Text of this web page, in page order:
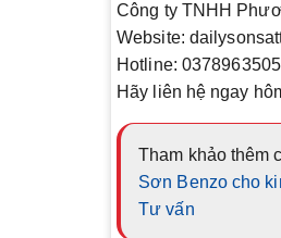
Công ty TNHH
Website:
Hotline:
Hãy liên hệ ngay
Tham khảo thêm
Sơn Benzo cho
Tư vấn